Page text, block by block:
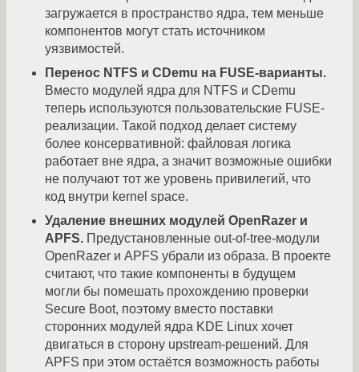
загружается в пространство ядра, тем меньше
компонентов могут стать источником
уязвимостей.
Перенос NTFS и CDemu на FUSE-варианты.
Вместо модулей ядра для NTFS и CDemu
теперь используются пользовательские FUSE-
реализации. Такой подход делает систему
более консервативной: файловая логика
работает вне ядра, а значит возможные ошибки
не получают тот же уровень привилегий, что
код внутри kernel space.
Удаление внешних модулей OpenRazer и
APFS. Предустановленные out-of-tree-модули
OpenRazer и APFS убрали из образа. В проекте
считают, что такие компоненты в будущем
могли бы помешать прохождению проверки
Secure Boot, поэтому вместо поставки
сторонних модулей ядра KDE Linux хочет
двигаться в сторону upstream-решений. Для
APFS при этом остаётся возможность работы